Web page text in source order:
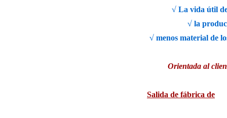
√ La vida útil de
√ la
√ menos material de los
Orientada al
Salida de fábrica de